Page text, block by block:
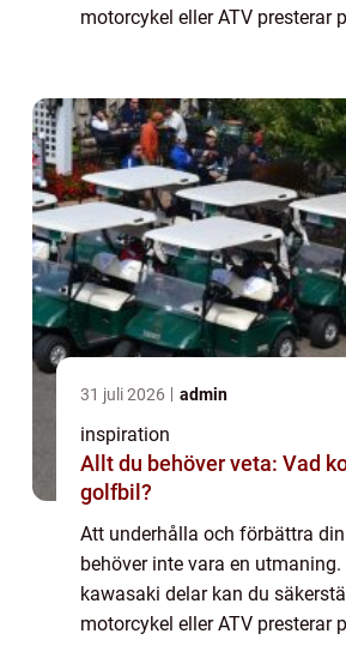
motorcykel eller ATV presterar
31 juli 2026 admin
inspiration
Allt du behöver veta: Vad
golfbil?
Att underhålla och förbättra
behöver inte vara en
kawasaki delar kan du
motorcykel eller ATV presterar